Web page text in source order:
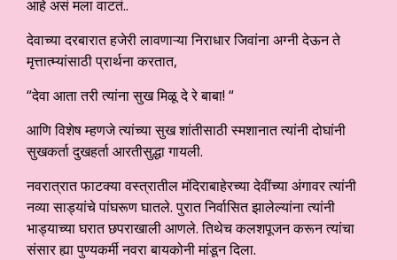
आहे असं मला वाटतं..
देवाच्या दरबारात हजेरी लावणाऱ्या निराधार जिवांना अग्नी देऊन ते
मृत्तात्म्यांसाठी प्रार्थना करतात,
“देवा आता तरी त्यांना सुख मिळू दे रे बाबा! “
आणि विशेष म्हणजे त्यांच्या सुख शांतीसाठी स्मशानात त्यांनी दोघांनी
सुखकर्ता दुखहर्ता आरतीसुद्धा गायली.
नवरात्रात फाटक्या वस्त्रातील मंदिराबाहेरच्या देवींच्या अंगावर त्यांनी
नव्या साड्यांचे पांघरूण घातले. पुरात निर्वासित झालेल्यांना त्यांनी
भाड्याच्या घरात छपराखाली आणले. तिथेच कलशपूजन करून त्यांचा
संसार ह्या पुण्यकर्मी नवरा बायकोनी मांडून दिला.